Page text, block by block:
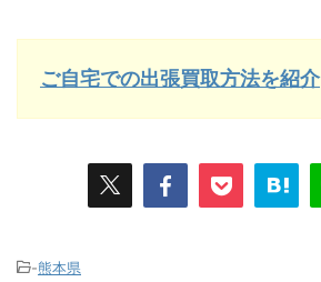
ご自宅での出張買取方法を紹介
-熊本県